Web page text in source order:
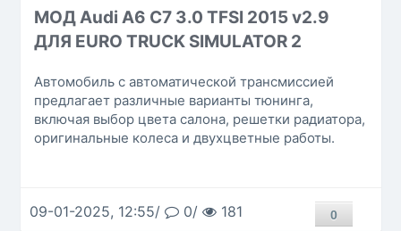
МОД Audi A6 C7 3.0 TFSI 2015 v2.9
ДЛЯ EURO TRUCK SIMULATOR 2
Автомобиль с автоматической трансмиссией
предлагает различные варианты тюнинга,
включая выбор цвета салона, решетки радиатора,
оригинальные колеса и двухцветные работы.
09-01-2025, 12:55/ 0/ 181 0